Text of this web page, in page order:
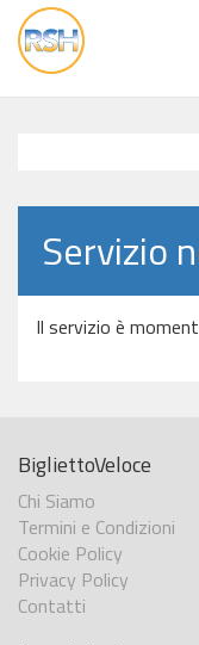
vai
alla
Servizio
Il servizio è
BigliettoVeloce
Chi Siamo
Termini e Condizioni
Cookie Policy
Privacy Policy
Contatti